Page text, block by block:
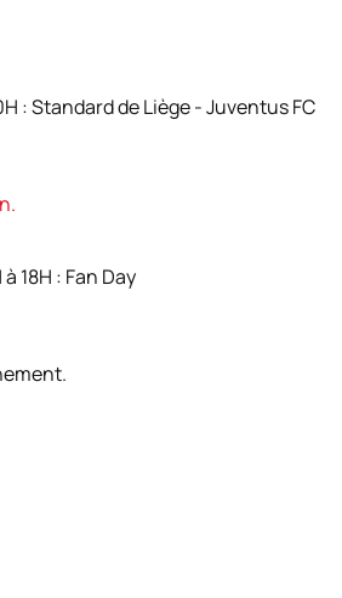
: Standard de Liège - Juventus FC
18H : Fan Day